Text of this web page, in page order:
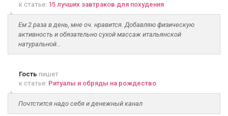
к статье: 15 лучших завтраков для похудения
Ем 2 раза в день, мне оч. нравится. Добавляю физическую
активность и обязательно сухой массаж итальянской
натуральной...
Гость пишет
к статье: Ритуалы и обряды на рождество
Почтстится надо себя и денежный канал